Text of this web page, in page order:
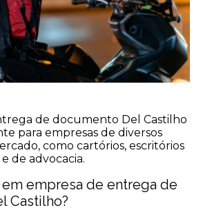
de documento Del Castilho
para empresas de diversos
como cartórios, escritórios
de advocacia.
empresa de entrega de
Castilho?